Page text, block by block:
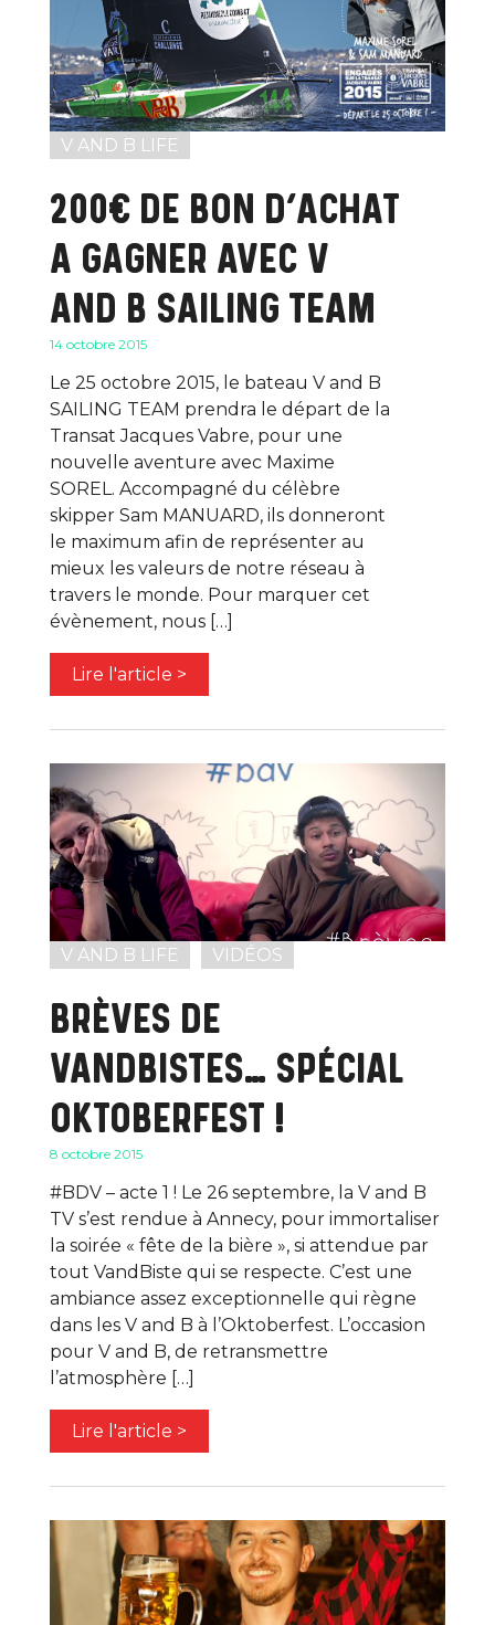
V AND B LIFE
200€ DE BON D’ACHAT
A GAGNER AVEC V
AND B SAILING TEAM
14 octobre 2015
Le 25 octobre 2015, le bateau V and B
SAILING TEAM prendra le départ de la
Transat Jacques Vabre, pour une
nouvelle aventure avec Maxime
SOREL. Accompagné du célèbre
skipper Sam MANUARD, ils donneront
le maximum afin de représenter au
mieux les valeurs de notre réseau à
travers le monde. Pour marquer cet
évènement, nous […]
Lire l'article >
V AND B LIFE VIDÉOS
BRÈVES DE
VANDBISTES… SPÉCIAL
OKTOBERFEST !
8 octobre 2015
#BDV – acte 1 ! Le 26 septembre, la V and B
TV s’est rendue à Annecy, pour immortaliser
la soirée « fête de la bière », si attendue par
tout VandBiste qui se respecte. C’est une
ambiance assez exceptionnelle qui règne
dans les V and B à l’Oktoberfest. L’occasion
pour V and B, de retransmettre
l’atmosphère […]
Lire l'article >